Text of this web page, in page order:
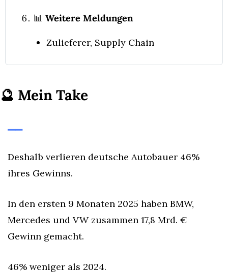
📊 Weitere Meldungen
Zulieferer, Supply Chain
🔮 Mein Take
Deshalb verlieren deutsche Autobauer 46%
ihres Gewinns.
In den ersten 9 Monaten 2025 haben BMW,
Mercedes und VW zusammen 17,8 Mrd. €
Gewinn gemacht.
46% weniger als 2024.